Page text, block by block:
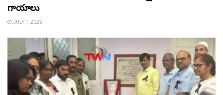
గాయాలు
JULY 1, 2025